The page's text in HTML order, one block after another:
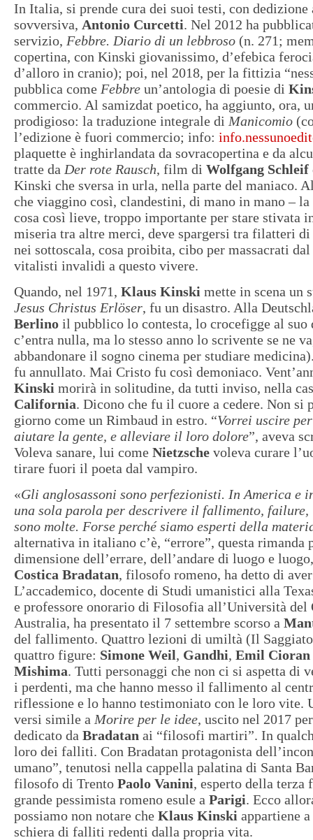
In Italia, si prende cura dei suoi testi, con dedizione
sovversiva, Antonio Curcetti. Nel 2012 ha
servizio, Febbre. Diario di un lebbroso (n. 271;
copertina, con Kinski giovanissimo, d’efebica
d’alloro in cranio); poi, nel 2018, per la fittizia
pubblica come Febbre un’antologia di poesie di
commercio. Al samizdat poetico, ha aggiunto, ora,
prodigioso: la traduzione integrale di Manicomio
l’edizione è fuori commercio; info:
plaquette è inghirlandata da sovracopertina e da
tratte da Der rote Rausch, film di Wolfgang Schleif
Kinski che sversa in urla, nella parte del maniaco.
che viaggino così, clandestini, di mano in mano – la
cosa così lieve, troppo importante per stare stivata
miseria tra altre merci, deve spargersi tra filatteri
nei sottoscala, cosa proibita, cibo per massacrati
vitalisti invalidi a questo vivere.
Quando, nel 1971, Klaus Kinski mette in scena un
Jesus Christus Erlöser, fu un disastro. Alla
Berlino il pubblico lo contesta, lo crocefigge al suo
c’entra nulla, ma lo stesso anno lo scrivente se ne
abbandonare il sogno cinema per studiare
fu annullato. Mai Cristo fu così demoniaco.
Kinski morirà in solitudine, da tutti inviso, nella
California. Dicono che fu il cuore a cedere. Non si
giorno come un Rimbaud in estro. “Vorrei uscire
aiutare la gente, e alleviare il loro dolore”, aveva
Voleva sanare, lui come Nietzsche voleva curare
tirare fuori il poeta dal vampiro.
«Gli anglosassoni sono perfezionisti. In America e
una sola parola per descrivere il fallimento, failure,
sono molte. Forse perché siamo esperti della
alternativa in italiano c’è, “errore”, questa rimanda
dimensione dell’errare, dell’andare di luogo e
Costica Bradatan, filosofo romeno, ha detto di
L’accademico, docente di Studi umanistici alla
e professore onorario di Filosofia all’Università del
Australia, ha presentato il 7 settembre scorso a
del fallimento. Quattro lezioni di umiltà (Il
quattro figure: Simone Weil, Gandhi, Emil Cioran
Mishima. Tutti personaggi che non ci si aspetta di
i perdenti, ma che hanno messo il fallimento al
riflessione e lo hanno testimoniato con le loro vite.
versi simile a Morire per le idee, uscito nel 2017
dedicato da Bradatan ai “filosofi martiri”. In
loro dei falliti. Con Bradatan protagonista
umano”, tenutosi nella cappella palatina di Santa
filosofo di Trento Paolo Vanini, esperto della terza
grande pessimista romeno esule a Parigi. Ecco
possiamo non notare che Klaus Kinski appartiene
schiera di falliti redenti dalla propria vita.